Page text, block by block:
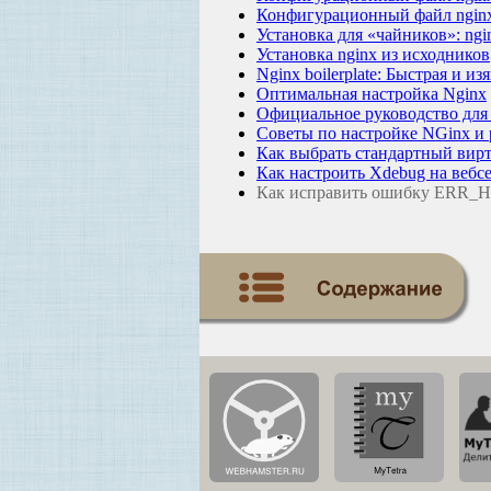
Конфигурационный файл
Установка для «чайников»:
Установка nginx из исходников
Nginx boilerplate: Быстрая и
Оптимальная настройка Nginx
Официальное руководство
Советы по настройке NGinx и
Как выбрать стандартный
Как настроить Xdebug на
Как исправить ошибку